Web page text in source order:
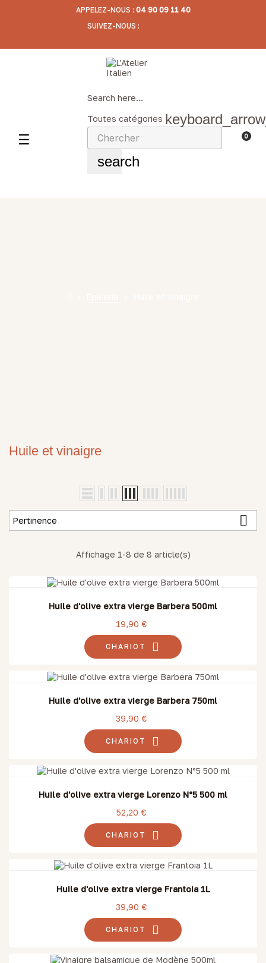
APPELEZ-NOUS : 04 90 09 11 40
SUIVEZ-NOUS :
Basculer
☰
Search here...
Toutes catégories
search
0
Huile et vinaigre
Pertinence 
Affichage 1-8 de 8 article(s)
Huile d'olive extra vierge Barbera 500ml
19,90 €
CHARIOT
Huile d'olive extra vierge Barbera 750ml
39,90 €
CHARIOT
Huile d'olive extra vierge Lorenzo N°5 500 ml
52,20 €
CHARIOT
Huile d'olive extra vierge Frantoia 1L
39,90 €
CHARIOT